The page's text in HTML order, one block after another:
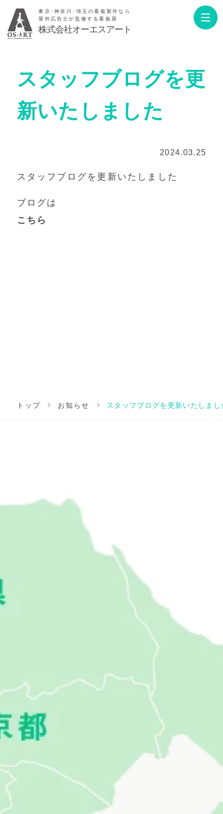
東京･神奈川･埼玉の看板製作なら
屋外広告士が監修する看板屋
株式会社オーエスアート
スタッフブログを更
新いたしました
2024.03.25
スタッフブログを更新いたしました
ブログは
こちら
トップ お知らせ スタッフブログを更新いたしまし